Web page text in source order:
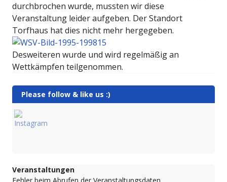
durchbrochen wurde, mussten wir diese
Veranstaltung leider aufgeben. Der Standort
Torfhaus hat dies nicht mehr hergegeben.
Desweiteren wurde und wird regelmäßig an
Wettkämpfen teilgenommen.
Please follow & like us :)
Veranstaltungen